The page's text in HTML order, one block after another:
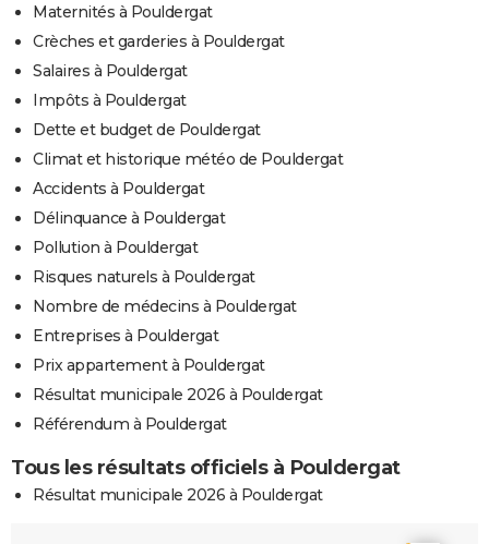
Maternités à Pouldergat
Crèches et garderies à Pouldergat
Salaires à Pouldergat
Impôts à Pouldergat
Dette et budget de Pouldergat
Climat et historique météo de Pouldergat
Accidents à Pouldergat
Délinquance à Pouldergat
Pollution à Pouldergat
Risques naturels à Pouldergat
Nombre de médecins à Pouldergat
Entreprises à Pouldergat
Prix appartement à Pouldergat
Résultat municipale 2026 à Pouldergat
Référendum à Pouldergat
Tous les résultats officiels à Pouldergat
Résultat municipale 2026 à Pouldergat